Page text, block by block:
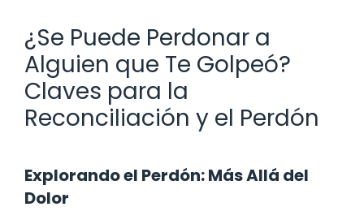
¿Se Puede Perdonar a
Alguien que Te Golpeó?
Claves para la
Reconciliación y el Perdón
Explorando el Perdón: Más Allá del
Dolor